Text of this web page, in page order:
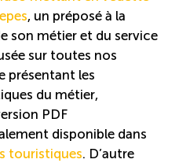
, un préposé à la
son métier et du service
sur toutes nos
présentant les
du métier,
PDF
disponible dans
touristiques. D’autre